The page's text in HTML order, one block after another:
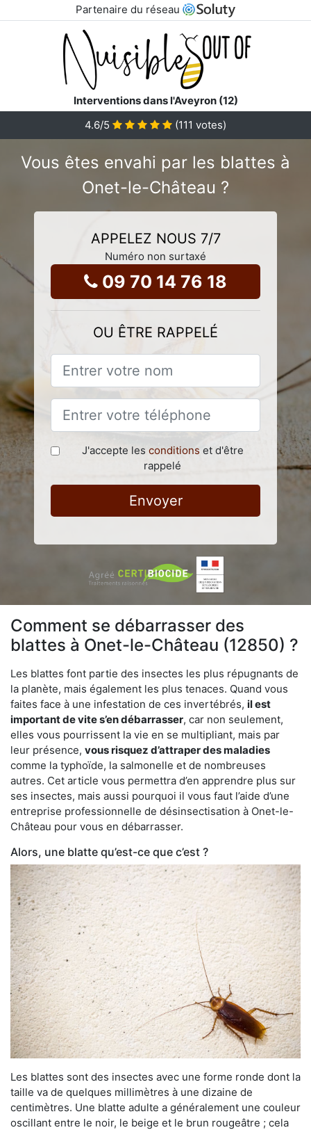
Partenaire du réseau
Interventions dans l'Aveyron (12)
4.6/5 (111 votes)
Vous êtes envahi par les blattes à
Onet-le-Château ?
APPELEZ NOUS 7/7
Numéro non surtaxé
09 70 14 76 18
OU ÊTRE RAPPELÉ
J'accepte les conditions et d'être
rappelé
Envoyer
Comment se débarrasser des
blattes à Onet-le-Château (12850) ?
Les blattes font partie des insectes les plus répugnants de
la planète, mais également les plus tenaces. Quand vous
faites face à une infestation de ces invertébrés, il est
important de vite s’en débarrasser, car non seulement,
elles vous pourrissent la vie en se multipliant, mais par
leur présence, vous risquez d’attraper des maladies
comme la typhoïde, la salmonelle et de nombreuses
autres. Cet article vous permettra d’en apprendre plus sur
ses insectes, mais aussi pourquoi il vous faut l’aide d’une
entreprise professionnelle de désinsectisation à Onet-le-
Château pour vous en débarrasser.
Alors, une blatte qu’est-ce que c’est ?
Les blattes sont des insectes avec une forme ronde dont la
taille va de quelques millimètres à une dizaine de
centimètres. Une blatte adulte a généralement une couleur
oscillant entre le noir, le beige et le brun rougeâtre ; cela